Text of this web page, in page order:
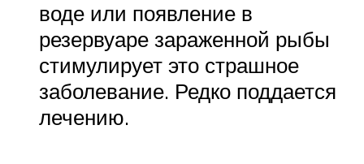
воде или появление в
резервуаре зараженной рыбы
стимулирует это страшное
заболевание. Редко поддается
лечению.